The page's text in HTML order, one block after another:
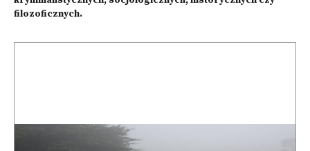
filozoficznych.